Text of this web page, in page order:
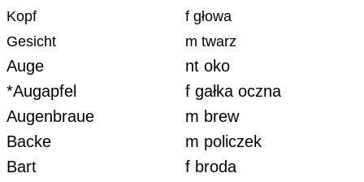
Kopf
f głowa
Gesicht
m twarz
Auge
nt oko
*Augapfel
f gałka oczna
Augenbraue
m brew
Backe
m policzek
Bart
f broda